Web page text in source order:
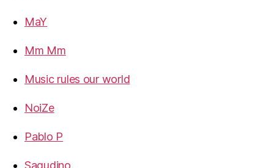
MaY
Mm Mm
Music rules our world
NoiZe
Pablo P
Sagudino